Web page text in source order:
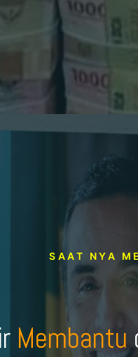
SAAT NYA
Membantu